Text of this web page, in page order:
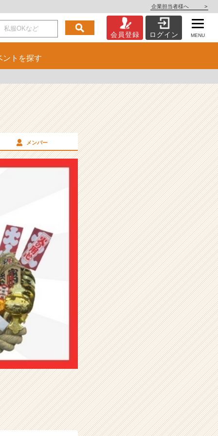
企業担当者様へ >
会員登録 ログイン MENU
ント を探す
メンバー